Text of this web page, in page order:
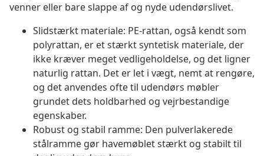
venner eller bare slappe af og nyde udendørslivet.
Slidstærkt materiale: PE-rattan, også kendt som
polyrattan, er et stærkt syntetisk materiale, der
ikke kræver meget vedligeholdelse, og det ligner
naturlig rattan. Det er let i vægt, nemt at rengøre,
og det anvendes ofte til udendørs møbler
grundet dets holdbarhed og vejrbestandige
egenskaber.
Robust og stabil ramme: Den pulverlakerede
stålramme gør havemøblet stærkt og stabilt til